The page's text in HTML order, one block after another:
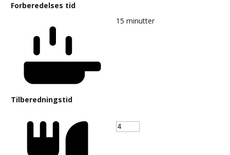
Forberedelses tid
Tilberedningstid
15 minutter